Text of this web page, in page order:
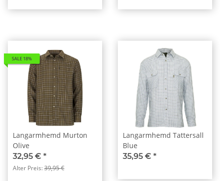
SALE 18%
Langarmhemd Murton
Olive
32,95 € *
Alter Preis:39,95 €
Langarmhemd Tattersall
Blue
35,95 € *